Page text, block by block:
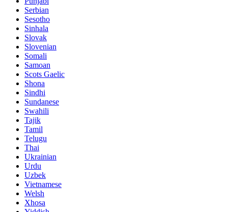
Serbian
Sesotho
Sinhala
Slovak
Slovenian
Somali
Samoan
Scots Gaelic
Shona
Sindhi
Sundanese
Swahili
Tajik
Tamil
Telugu
Thai
Ukrainian
Urdu
Uzbek
Vietnamese
Welsh
Xhosa